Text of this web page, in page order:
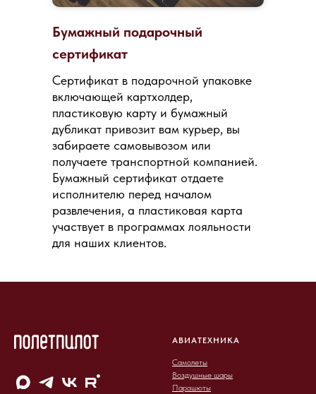
Бумажный подарочный
сертификат
Сертификат в подарочной упаковке
включающей картхолдер,
пластиковую карту и бумажный
дубликат привозит вам курьер, вы
забираете самовывозом или
получаете транспортной компанией.
Бумажный сертификат отдаете
исполнителю перед началом
развлечения, а пластиковая карта
участвует в программах лояльности
для наших клиентов.
АВИАТЕХНИКА
Самолеты
Воздушные шары
Парашюты